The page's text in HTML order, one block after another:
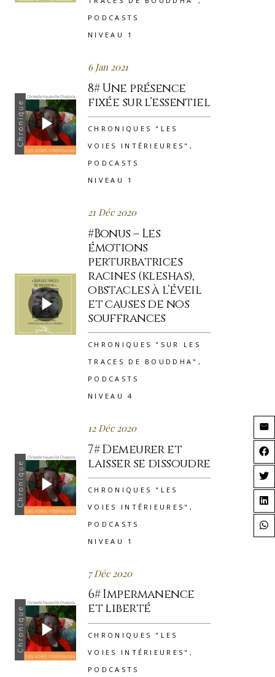
PODCASTS
NIVEAU 1
6 Jan 2021
8# Une présence
fixée sur l’essentiel
CHRONIQUES "LES
VOIES INTÉRIEURES" ,
PODCASTS
NIVEAU 1
21 Déc 2020
#Bonus – Les
émotions
perturbatrices
racines (kleshas),
obstacles à l’éveil
et causes de nos
souffrances
CHRONIQUES "SUR LES
TRACES DE BOUDDHA" ,
PODCASTS
NIVEAU 4
12 Déc 2020
7# Demeurer et
laisser se dissoudre
CHRONIQUES "LES
VOIES INTÉRIEURES" ,
PODCASTS
NIVEAU 1
7 Déc 2020
6# Impermanence
et liberté
CHRONIQUES "LES
VOIES INTÉRIEURES" ,
PODCASTS